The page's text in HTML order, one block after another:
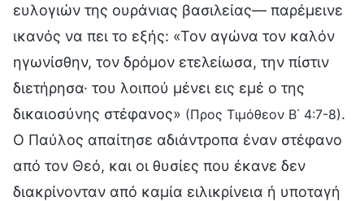
ευλογιών της ουράνιας βασιλείας— παρέμεινε
ικανός να πει το εξής: «Τον αγώνα τον καλόν
ηγωνίσθην, τον δρόμον ετελείωσα, την πίστιν
διετήρησα· του λοιπού μένει εις εμέ ο της
δικαιοσύνης στέφανος» (Προς Τιμόθεον Β΄ 4:7-8).
Ο Παύλος απαίτησε αδιάντροπα έναν στέφανο
από τον Θεό, και οι θυσίες που έκανε δεν
διακρίνονταν από καμία ειλικρίνεια ή υποταγή